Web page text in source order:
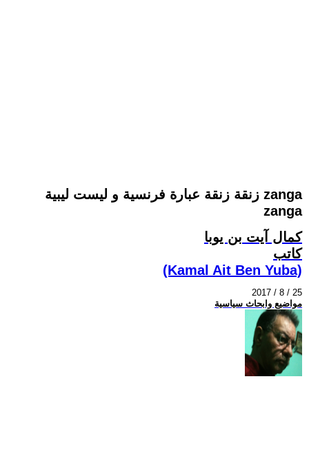
زنقة زنقة عبارة فرنسية و ليست ليبية zanga
zanga
كمال آيت بن يوبا
كاتب
(Kamal Ait Ben Yuba)
2017 / 8 / 25
مواضيع وابحاث سياسية